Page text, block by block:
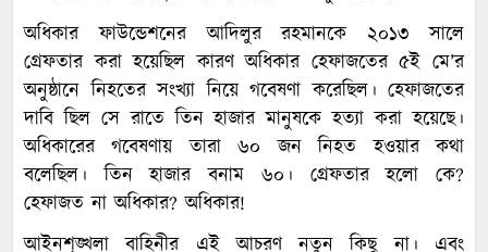
অধিকার ফাউন্ডেশনের আদিলুর রহমানকে ২০১৩ সালে
গ্রেফতার করা হয়েছিল কারণ অধিকার হেফাজতের ৫ই মে’র
অনুষ্ঠানে নিহতের সংখ্যা নিয়ে গবেষণা করেছিল। হেফাজতের
দাবি ছিল সে রাতে তিন হাজার মানুষকে হত্যা করা হয়েছে।
অধিকারের গবেষণায় তারা ৬০ জন নিহত হওয়ার কথা
বলেছিল। তিন হাজার বনাম ৬০। গ্রেফতার হলো কে?
হেফাজত না অধিকার? অধিকার!
আইনশৃঙ্খলা বাহিনীর এই আচরণ নতুন কিছু না। এবং